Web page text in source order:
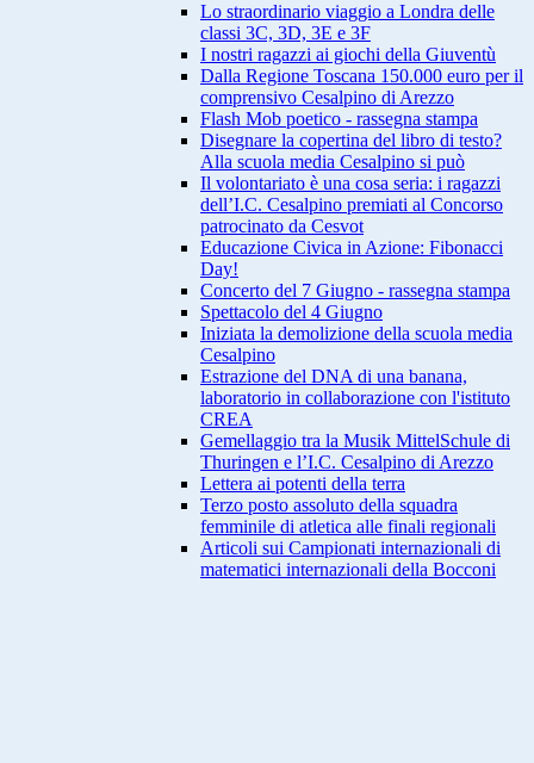
Lo straordinario viaggio a Londra delle
classi 3C, 3D, 3E e 3F
I nostri ragazzi ai giochi della Giuventù
Dalla Regione Toscana 150.000 euro per il
comprensivo Cesalpino di Arezzo
Flash Mob poetico - rassegna stampa
Disegnare la copertina del libro di testo?
Alla scuola media Cesalpino si può
Il volontariato è una cosa seria: i ragazzi
dell’I.C. Cesalpino premiati al Concorso
patrocinato da Cesvot
Educazione Civica in Azione: Fibonacci
Day!
Concerto del 7 Giugno - rassegna stampa
Spettacolo del 4 Giugno
Iniziata la demolizione della scuola media
Cesalpino
Estrazione del DNA di una banana,
laboratorio in collaborazione con l'istituto
CREA
Gemellaggio tra la Musik MittelSchule di
Thuringen e l’I.C. Cesalpino di Arezzo
Lettera ai potenti della terra
Terzo posto assoluto della squadra
femminile di atletica alle finali regionali
Articoli sui Campionati internazionali di
matematici internazionali della Bocconi